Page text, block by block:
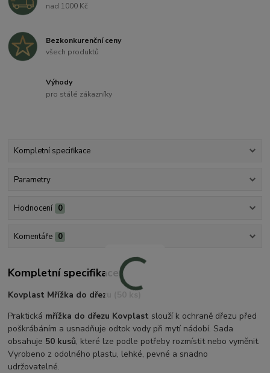
nad 1000 Kč
Bezkonkurenční ceny
všech produktů
Výhody
pro stálé zákazníky
Kompletní specifikace
Parametry
Hodnocení 0
Komentáře 0
Kompletní specifikace
Kovplast Mřížka do dřezu (50 ks)
Praktická mřížka do dřezu Kovplast slouží k ochraně dřezu před
poškrábáním a usnadňuje odtok vody při mytí nádobí. Sada
obsahuje 50 kusů, které lze podle potřeby rozmístit nebo vyměnit.
Vyrobeno z odolného plastu, lehké, pevné a snadno
udržovatelné.